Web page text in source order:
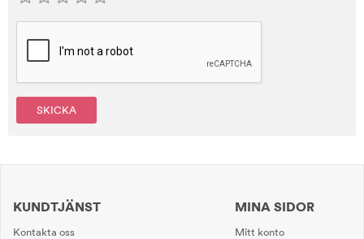
SKICKA
KUNDTJÄNST
Kontakta oss
MINA SIDOR
Mitt konto